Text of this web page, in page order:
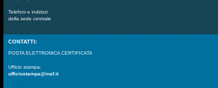
Telefoni e indirizzi
della sede centrale
CONTATTI:
POSTA ELETTRONICA CERTIFICATA
Ufficio stampa:
ufficiostampa@inaf.it